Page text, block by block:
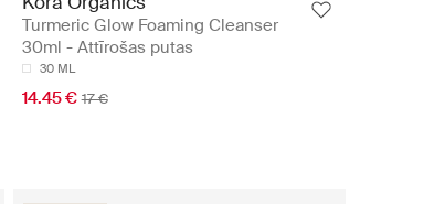
Turmeric Glow Foaming Cleanser
30ml - Attīrošas putas
30 ML
14.45 € 17 €